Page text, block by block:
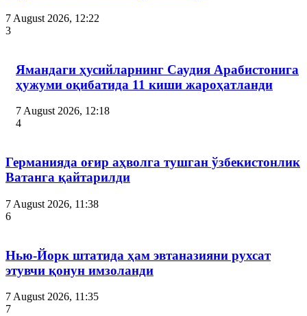
7 August 2026, 12:22
3
Ямандаги ҳусийларнинг Саудия Арабистонига
ҳужуми оқибатида 11 киши жароҳатланди
7 August 2026, 12:18
4
Германияда оғир аҳволга тушган ўзбекистонлик
Ватанга қайтарилди
7 August 2026, 11:38
6
Нью-Йорк штатида ҳам эвтаназияни рухсат
этувчи қонун имзоланди
7 August 2026, 11:35
7